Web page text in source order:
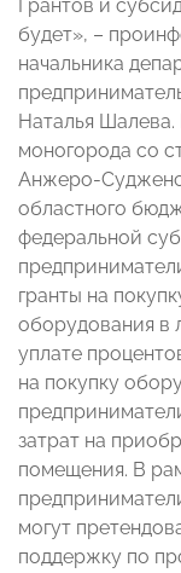
Грантов и
будет», –
начальника
Наталья
моногорода со
Анжеро-
областного
федеральной
гранты на
оборудования в
уплате
на покупку
затрат на
помещения. В
могут
поддержку по